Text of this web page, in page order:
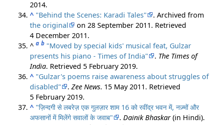
2014.
^ "Behind the Scenes: Karadi Tales"
. Archived from
the original
on 28 September 2011. Retrieved
4 December 2011.
^a b "Moved by special kids' musical feat, Gulzar
presents his piano - Times of India"
. The Times of
India. Retrieved 5 February2019.
^ "Gulzar's poems raise awareness about struggles of
disabled"
.Zee News. 15 May 2011. Retrieved
5 February2019.
^ "ज़िन्दगी से लबरेज़ एक गुलज़ार शाम 16 को रवींद्र भवन में, नज़्मों और
अफसानों में मिलेंगे सवालों के जवाब"
. Dainik Bhaskar (in Hindi).